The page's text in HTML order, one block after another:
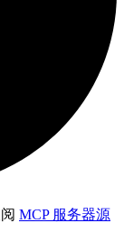
MCP 服务器源